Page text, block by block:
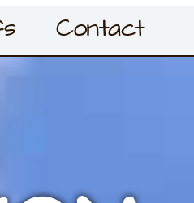
Contact